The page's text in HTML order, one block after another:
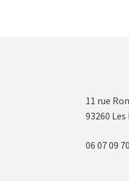
11 rue
93260 Les
06 07 09